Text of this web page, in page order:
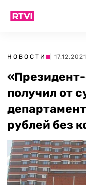
НОВОСТИ |
«Президент-
получил от
рублей без